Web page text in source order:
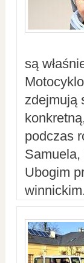
są
zdejmują
podczas
Samuela,
Ubogim
winnickim.